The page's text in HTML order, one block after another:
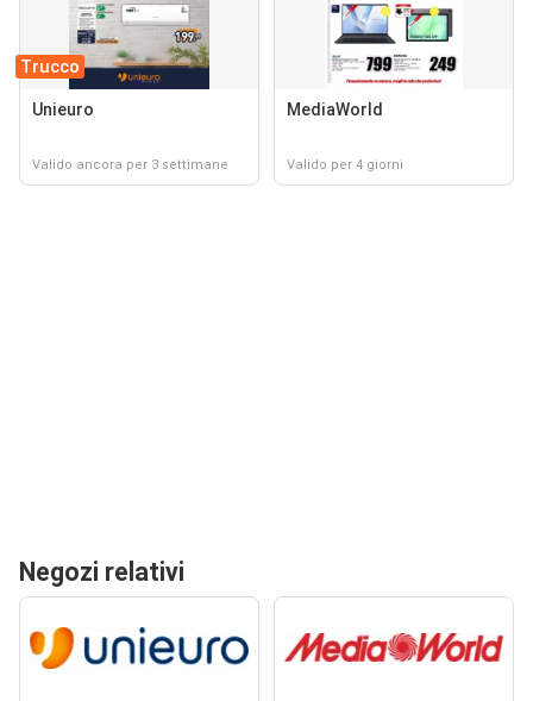
Trucco
Unieuro
Valido ancora per 3 settimane
MediaWorld
Valido per 4 giorni
Negozi relativi